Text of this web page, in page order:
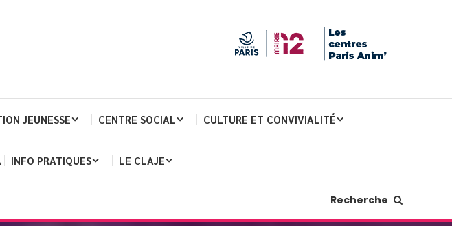
JEUNESSE CENTRE SOCIAL CULTURE ET CONVIVIALITÉ
INFO PRATIQUES LE CLAJE
Recherche